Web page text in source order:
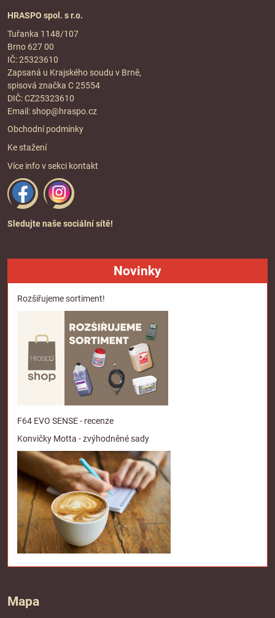
HRASPO spol. s r.o.
Tuřanka 1148/107
Brno 627 00
IČ: 25323610
Zapsaná u Krajského soudu v Brně,
spisová značka C 25554
DIČ: CZ25323610
Email: shop@hraspo.cz
Obchodní podmínky
Ke stažení
Více info v sekci kontakt
Sledujte naše sociální sítě!
Novinky
Rozšiřujeme sortiment!
F64 EVO SENSE - recenze
Konvičky Motta - zvýhodněné sady
Mapa